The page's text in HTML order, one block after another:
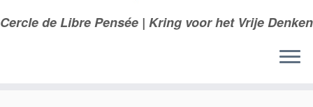
Cercle de Libre Pensée | Kring voor het Vrije Denken